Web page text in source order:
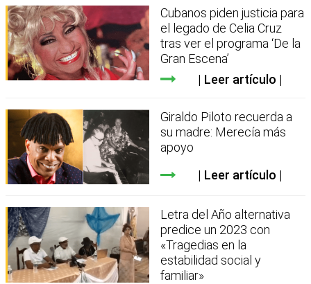
Cubanos piden justicia para
el legado de Celia Cruz
tras ver el programa ‘De la
Gran Escena’
Leer artículo
Giraldo Piloto recuerda a
su madre: Merecía más
apoyo
Leer artículo
Letra del Año alternativa
predice un 2023 con
«Tragedias en la
estabilidad social y
familiar»